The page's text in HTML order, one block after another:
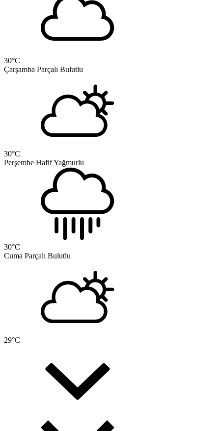
30°C
Çarşamba Parçalı Bulutlu
30°C
Perşembe Hafif Yağmurlu
30°C
Cuma Parçalı Bulutlu
29°C